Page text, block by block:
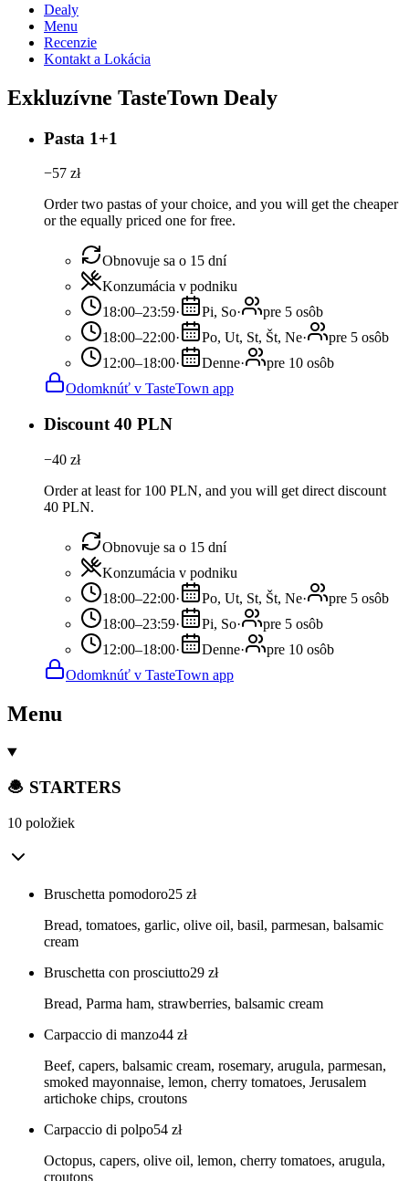
Dealy
Menu
Recenzie
Kontakt a Lokácia
Exkluzívne TasteTown Dealy
Pasta 1+1
−57 zł
Order two pastas of your choice, and you will get the cheaper
or the equally priced one for free.
Obnovuje sa o 15 dní
Konzumácia v podniku
18:00–23:59· Pi, So·
pre 5 osôb
18:00–22:00· Po, Ut, St, Št, Ne·
pre 5 osôb
12:00–18:00· Denne·
pre 10 osôb
Odomknúť v TasteTown app
Discount 40 PLN
−40 zł
Order at least for 100 PLN, and you will get direct discount
40 PLN.
Obnovuje sa o 15 dní
Konzumácia v podniku
18:00–22:00· Po, Ut, St, Št, Ne·
pre 5 osôb
18:00–23:59· Pi, So·
pre 5 osôb
12:00–18:00· Denne·
pre 10 osôb
Odomknúť v TasteTown app
Menu
🧆 STARTERS
10 položiek
Bruschetta pomodoro25 zł
Bread, tomatoes, garlic, olive oil, basil, parmesan, balsamic
cream
Bruschetta con prosciutto29 zł
Bread, Parma ham, strawberries, balsamic cream
Carpaccio di manzo44 zł
Beef, capers, balsamic cream, rosemary, arugula, parmesan,
smoked mayonnaise, lemon, cherry tomatoes, Jerusalem
artichoke chips, croutons
Carpaccio di polpo54 zł
Octopus, capers, olive oil, lemon, cherry tomatoes, arugula,
croutons